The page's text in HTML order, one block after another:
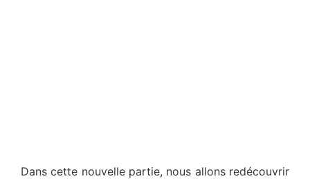
Dans cette nouvelle partie, nous allons redécouvrir